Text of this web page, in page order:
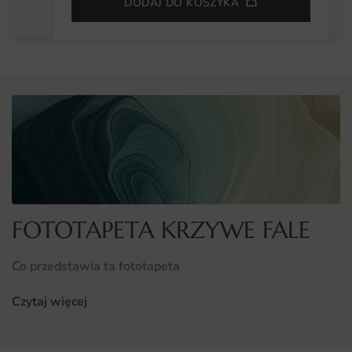
FOTOTAPETA KRZYWE FALE
Co przedstawia ta fototapeta
nawiązują do estetyki japońskich drzeworytów.
Czytaj więcej